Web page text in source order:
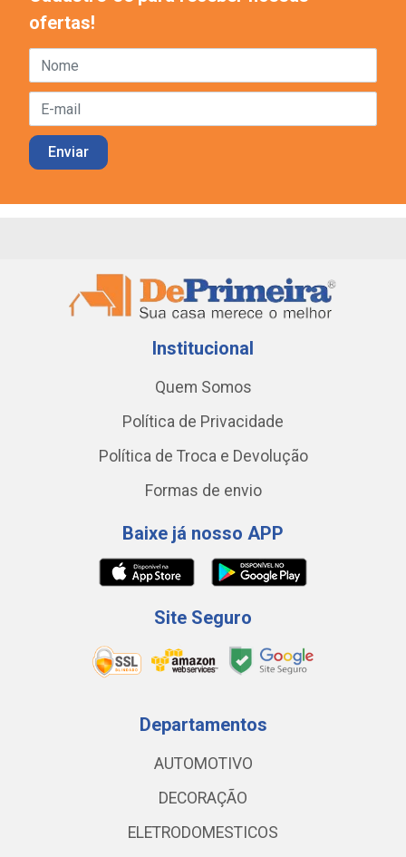
ofertas!
Institucional
Quem Somos
Política de Privacidade
Política de Troca e Devolução
Formas de envio
Baixe já nosso APP
Site Seguro
Departamentos
AUTOMOTIVO
DECORAÇÃO
ELETRODOMESTICOS